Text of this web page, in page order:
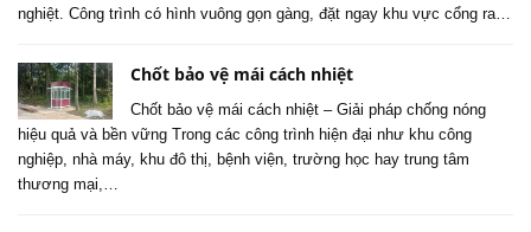
nghiệt. Công trình có hình vuông gọn gàng, đặt ngay khu vực cổng ra…
Chốt bảo vệ mái cách nhiệt
Chốt bảo vệ mái cách nhiệt – Giải pháp chống nóng
hiệu quả và bền vững Trong các công trình hiện đại như khu công
nghiệp, nhà máy, khu đô thị, bệnh viện, trường học hay trung tâm
thương mại,…